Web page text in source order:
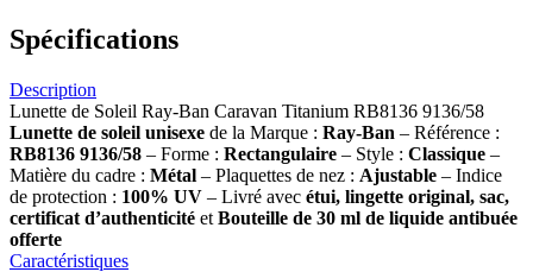
Spécifications
Description
Lunette de Soleil Ray-Ban Caravan Titanium RB8136 9136/58
Lunette de soleil unisexe de la Marque : Ray-Ban – Référence :
RB8136 9136/58 – Forme : Rectangulaire – Style : Classique –
Matière du cadre : Métal – Plaquettes de nez : Ajustable – Indice
de protection : 100% UV – Livré avec étui, lingette original, sac,
certificat d’authenticité et Bouteille de 30 ml de liquide antibuée
offerte
Caractéristiques